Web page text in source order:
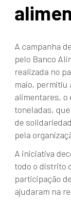
A campanha
pelo Banco
realizada no
maio, permitiu
alimentares, o
toneladas,
de
pela
A iniciativa
todo o distrito
participação
ajudaram na